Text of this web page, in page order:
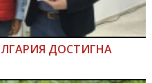
ДОСТИГНА